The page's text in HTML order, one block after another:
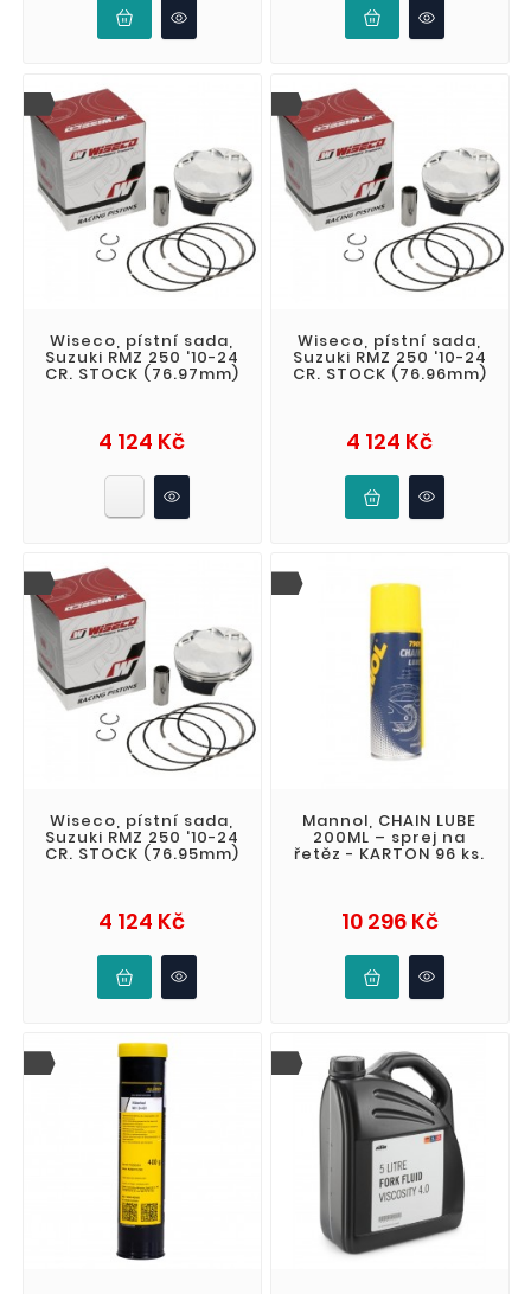
Wiseco, pístní sada,
Suzuki RMZ 250 '10-24
CR. STOCK (76.97mm)
4 124 KčCena
Wiseco, pístní sada,
Suzuki RMZ 250 '10-24
CR. STOCK (76.96mm)
4 124 KčCena
Wiseco, pístní sada,
Suzuki RMZ 250 '10-24
CR. STOCK (76.95mm)
4 124 KčCena
Mannol, CHAIN LUBE
200ML – sprej na
řetěz - KARTON 96 ks.
10 296 KčCena